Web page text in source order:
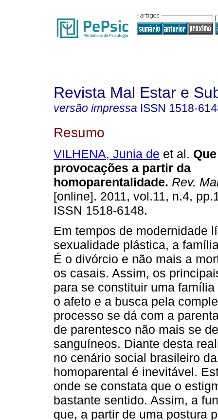
Revista Mal Estar e
versão impressa ISSN 1518-
Resumo
VILHENA, Junia de et al.
provocações a partir da
homoparentalidade. Rev.
[online]. 2011, vol.11, n.4,
ISSN 1518-6148.
Em tempos de modernidade
sexualidade plástica, a
É o divórcio e não mais a
os casais. Assim, os
para se constituir uma
o afeto e a busca pela
processo se dá com a
de parentesco não mais se
sanguíneos. Diante desta
no cenário social brasileiro
homoparental é inevitável.
onde se constata que o
bastante sentido. Assim, a
que, a partir de uma postura